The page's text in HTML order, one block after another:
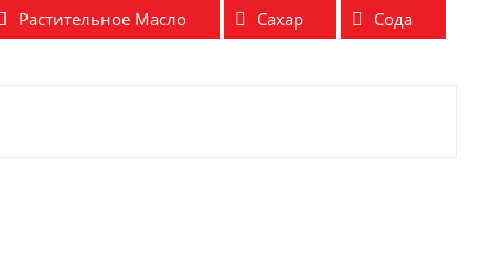
Растительное Масло Сахар Сода